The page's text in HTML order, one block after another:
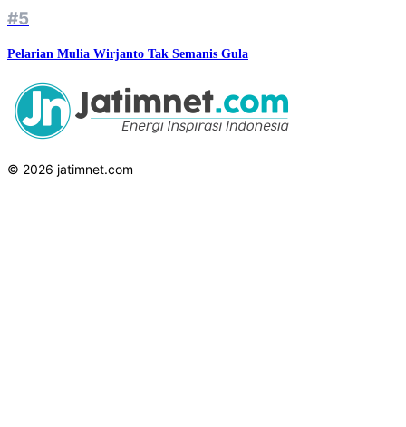
#5
Pelarian Mulia Wirjanto Tak Semanis Gula
© 2026 jatimnet.com